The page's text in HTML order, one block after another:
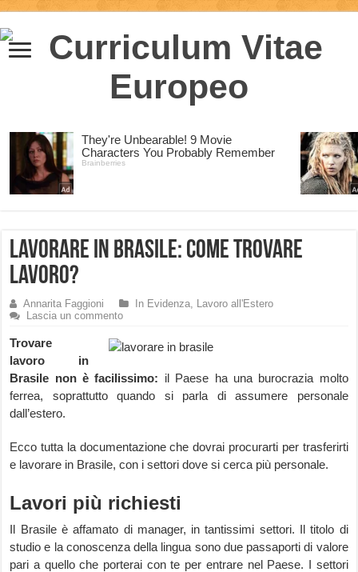
Lavorare in Brasile: come trovare
lavoro?
Annarita Faggioni In Evidenza, Lavoro all'Estero
Lascia un commento
Trovare
lavoro in
Brasile non è facilissimo: il Paese ha una burocrazia molto
ferrea, soprattutto quando si parla di assumere personale
dall’estero.
Ecco tutta la documentazione che dovrai procurarti per trasferirti
e lavorare in Brasile, con i settori dove si cerca più personale.
Lavori più richiesti
Il Brasile è affamato di manager, in tantissimi settori. Il titolo di
studio e la conoscenza della lingua sono due passaporti di valore
pari a quello che porterai con te per entrare nel Paese. I settori